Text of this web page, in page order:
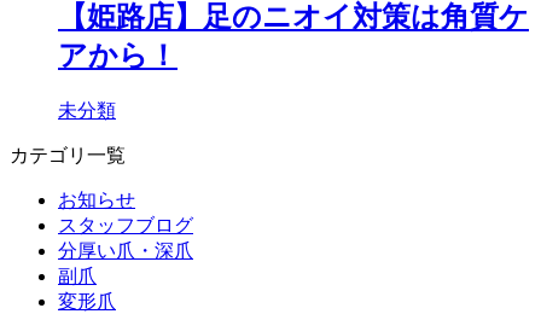
【姫路店】足のニオイ対策は角質ケ
アから！
未分類
カテゴリ一覧
お知らせ
スタッフブログ
分厚い爪・深爪
副爪
変形爪